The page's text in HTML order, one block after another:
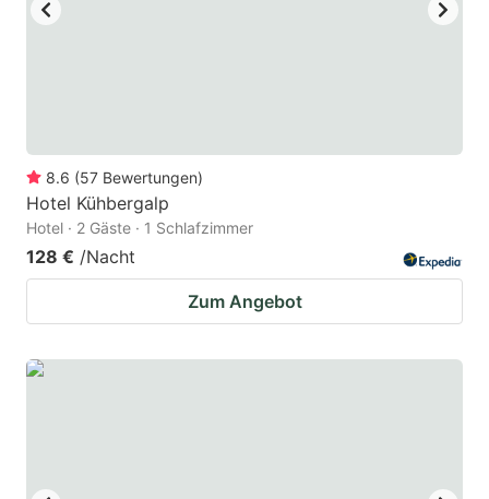
8.6 (57 Bewertungen)
Hotel Kühbergalp
Hotel · 2 Gäste · 1 Schlafzimmer
128 € /Nacht
Zum Angebot